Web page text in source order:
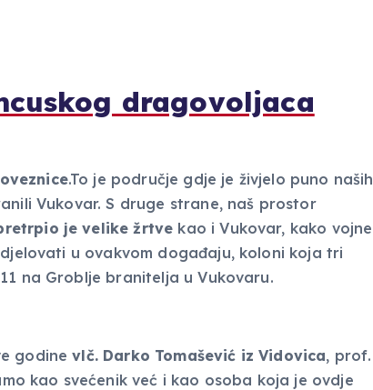
dragovoljaca
.To je područje gdje je živjelo puno naših
Vukovar. S druge strane, naš prostor
je velike žrtve kao i Vukovar, kako vojne
u ovakvom događaju, koloni koja tri
na Groblje branitelja u Vukovaru.
godinevlč. Darko Tomašević iz Vidovica, prof.
kao svećenik već i kao osoba koja je ovdje